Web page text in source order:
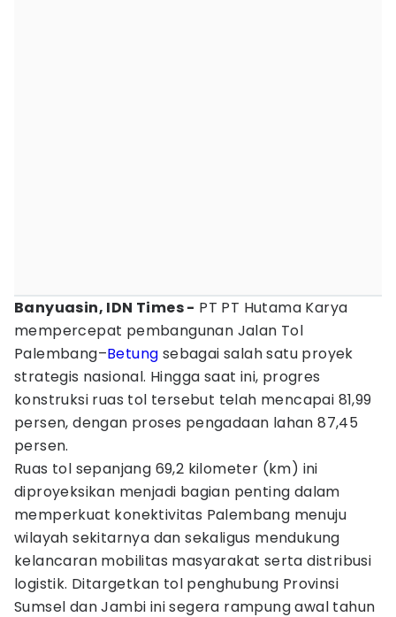
Banyuasin, IDN Times - ‎ PT PT Hutama Karya
mempercepat pembangunan Jalan Tol
Palembang–Betung sebagai salah satu proyek
strategis nasional. Hingga saat ini, progres
konstruksi ruas tol tersebut telah mencapai 81,99
persen, dengan proses pengadaan lahan 87,45
persen.
Ruas tol sepanjang 69,2 kilometer (km) ini
diproyeksikan menjadi bagian penting dalam
memperkuat konektivitas Palembang menuju
wilayah sekitarnya dan sekaligus mendukung
kelancaran mobilitas masyarakat serta distribusi
logistik. Ditargetkan tol penghubung Provinsi
Sumsel dan Jambi ini segera rampung awal tahun